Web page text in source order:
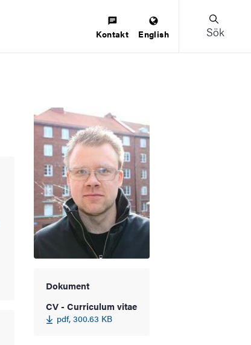
Kontakt English Sök
Dokument
CV - Curriculum vitae
pdf, 300.63 KB